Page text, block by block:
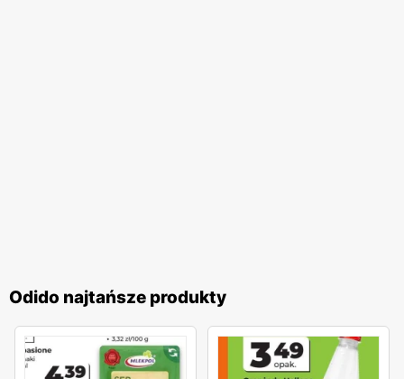
asortymentu i licznych udogodnień, co sprawia, że zakupy
w tej sieci są wyjątkowo satysfakcjonujące.
Odido najtańsze produkty